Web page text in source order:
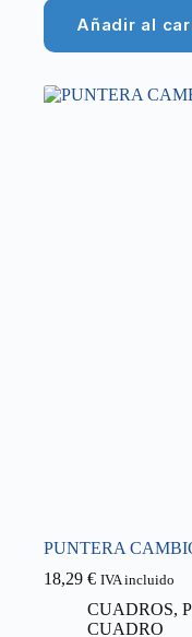
Añadir al
PUNTERA
18,29 € IVA incluido
CUADROS,
CUADRO